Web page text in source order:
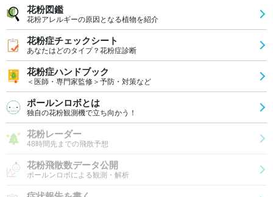
花粉図鑑
花粉アレルギーの原因となる植物を紹介
花粉症チェックシート
あなたはどのタイプ？花粉症診断
花粉症ハンドブック
＜医師・専門家監修＞予防・対策など
ポールンロボとは
独自の花粉観測機で立ち向かう！
花粉レーダー
48時間先までの飛散予想
花粉飛散数データ公開
ポールンロボによる観測・解析